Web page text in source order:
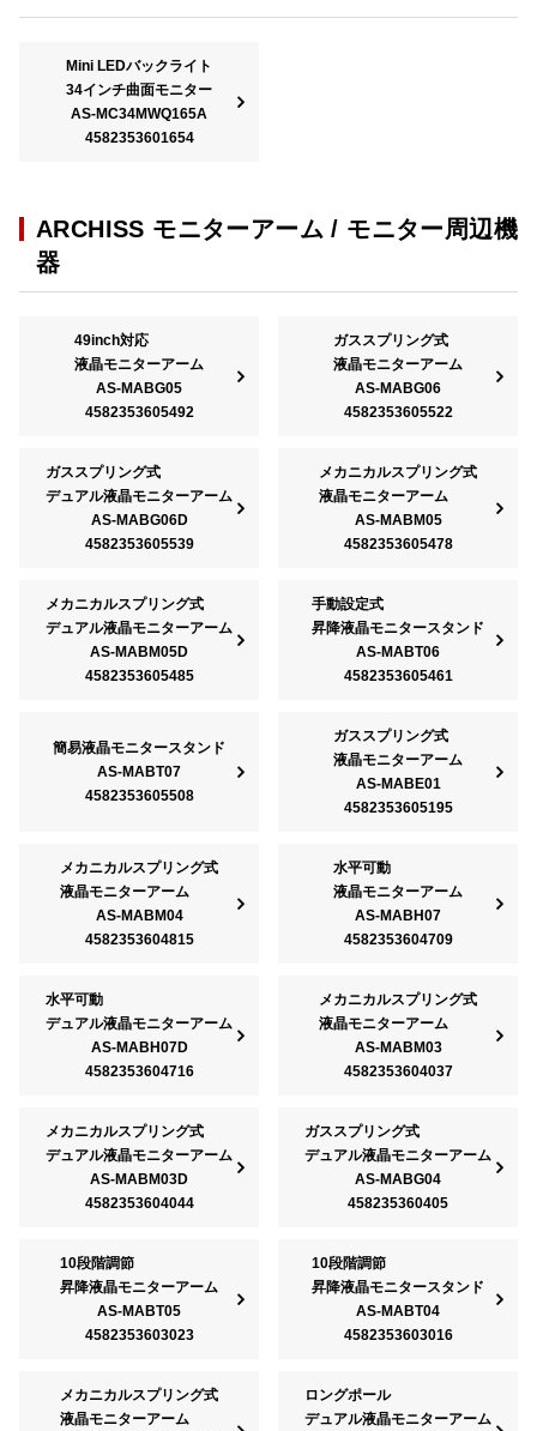
Mini LEDバックライト
34インチ曲面モニター
AS-MC34MWQ165A
4582353601654
ARCHISS モニターアーム / モニター周辺機
器
49inch対応
液晶モニターアーム
AS-MABG05
4582353605492
ガススプリング式
液晶モニターアーム
AS-MABG06
4582353605522
ガススプリング式
デュアル液晶モニターアーム
AS-MABG06D
4582353605539
メカニカルスプリング式
液晶モニターアーム
AS-MABM05
4582353605478
メカニカルスプリング式
デュアル液晶モニターアーム
AS-MABM05D
4582353605485
手動設定式
昇降液晶モニタースタンド
AS-MABT06
4582353605461
簡易液晶モニタースタンド
AS-MABT07
4582353605508
ガススプリング式
液晶モニターアーム
AS-MABE01
4582353605195
メカニカルスプリング式
液晶モニターアーム
AS-MABM04
4582353604815
水平可動
液晶モニターアーム
AS-MABH07
4582353604709
水平可動
デュアル液晶モニターアーム
AS-MABH07D
4582353604716
メカニカルスプリング式
液晶モニターアーム
AS-MABM03
4582353604037
メカニカルスプリング式
デュアル液晶モニターアーム
AS-MABM03D
4582353604044
ガススプリング式
デュアル液晶モニターアーム
AS-MABG04
458235360405
10段階調節
昇降液晶モニターアーム
AS-MABT05
4582353603023
10段階調節
昇降液晶モニタースタンド
AS-MABT04
4582353603016
メカニカルスプリング式
液晶モニターアーム
ロングポール
デュアル液晶モニターアーム